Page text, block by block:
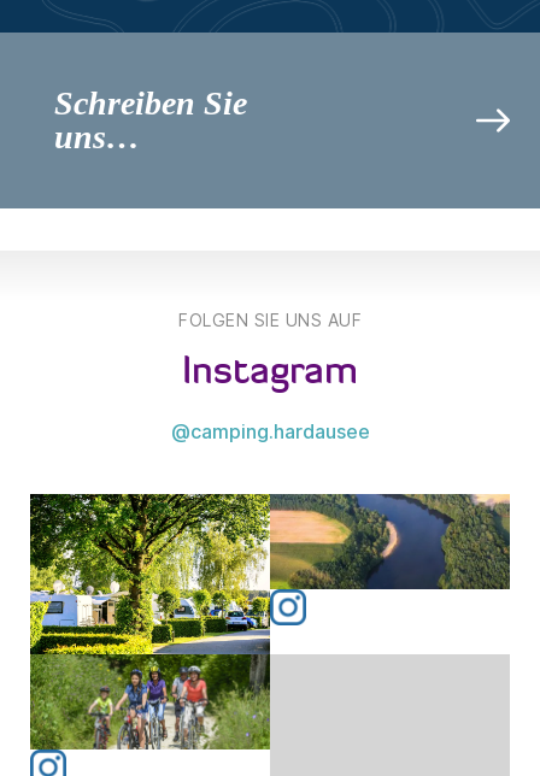
Schreiben Sie
uns…
FOLGEN SIE UNS AUF
Instagram
@camping.hardausee